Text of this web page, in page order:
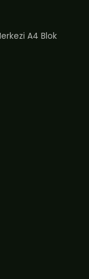
A4 Blok